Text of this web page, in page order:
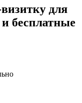
для
бесплатные